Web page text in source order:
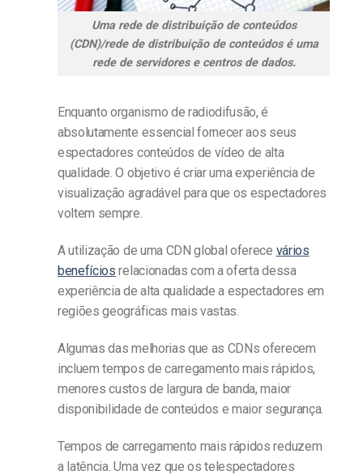
Uma rede de distribuição de conteúdos
(CDN)/rede de distribuição de conteúdos é uma
rede de servidores e centros de dados.
Enquanto organismo de radiodifusão, é
absolutamente essencial fornecer aos seus
espectadores conteúdos de vídeo de alta
qualidade. O objetivo é criar uma experiência de
visualização agradável para que os espectadores
voltem sempre.
A utilização de uma CDN global oferece vários
benefícios relacionadas com a oferta dessa
experiência de alta qualidade a espectadores em
regiões geográficas mais vastas.
Algumas das melhorias que as CDNs oferecem
incluem tempos de carregamento mais rápidos,
menores custos de largura de banda, maior
disponibilidade de conteúdos e maior segurança.
Tempos de carregamento mais rápidos reduzem
a latência. Uma vez que os telespectadores